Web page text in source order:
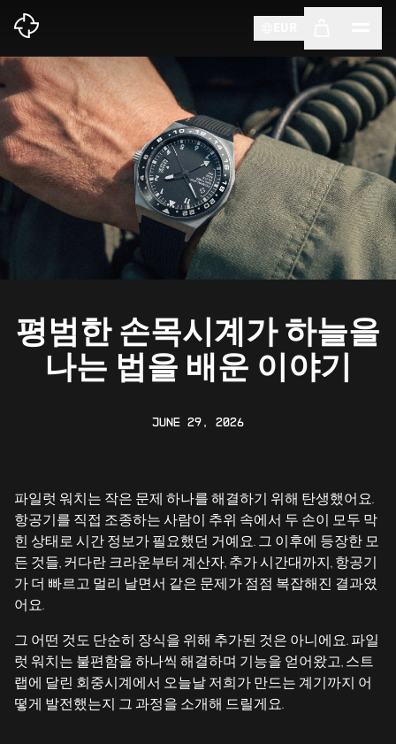
평범한 손목시계가 하늘을
나는 법을 배운 이야기
June 29, 2026
파일럿 워치는 작은 문제 하나를 해결하기 위해 탄생했어요.
항공기를 직접 조종하는 사람이 추위 속에서 두 손이 모두 막
힌 상태로 시간 정보가 필요했던 거예요. 그 이후에 등장한 모
든 것들, 커다란 크라운부터 계산자, 추가 시간대까지, 항공기
가 더 빠르고 멀리 날면서 같은 문제가 점점 복잡해진 결과였
어요.
그 어떤 것도 단순히 장식을 위해 추가된 것은 아니에요. 파일
럿 워치는 불편함을 하나씩 해결하며 기능을 얻어왔고, 스트
랩에 달린 회중시계에서 오늘날 저희가 만드는 계기까지 어
떻게 발전했는지 그 과정을 소개해 드릴게요.